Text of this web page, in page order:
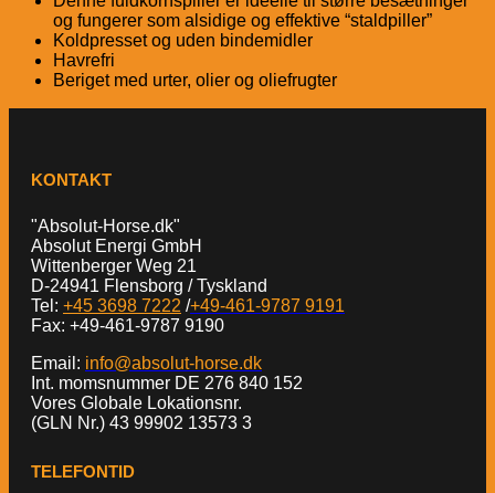
og fungerer som alsidige og effektive “staldpiller”
Koldpresset og uden bindemidler
Havrefri
Beriget med urter, olier og oliefrugter
KONTAKT
"Absolut-Horse.dk"
Absolut Energi GmbH
Wittenberger Weg 21
D-24941 Flensborg / Tyskland
Tel: +45 3698 7222 /+49-461-9787 9191
Fax: +49-461-9787 9190
Email: info@absolut-horse.dk
Int. momsnummer DE 276 840 152
Vores Globale Lokationsnr.
(GLN Nr.) 43 99902 13573 3
TELEFONTID